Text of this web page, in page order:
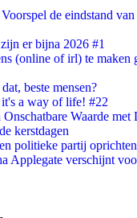
de eindstand
er bijna 2026 #1
(online of irl) te maken
beste mensen?
a way of life! #22
Waarde met
kerstdagen
politieke partij oprichten
Applegate verschijnt